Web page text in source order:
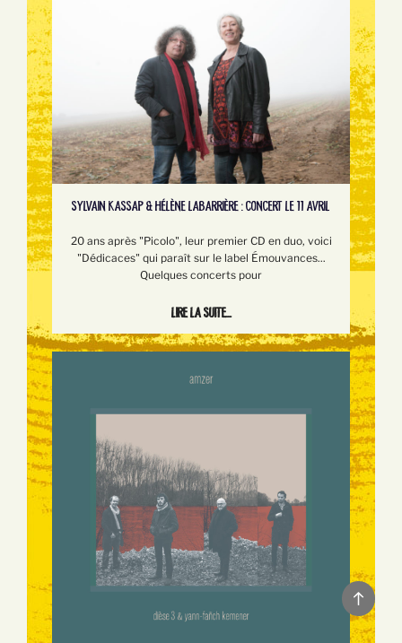
SYLVAIN KASSAP & HÉLÈNE LABARRIÈRE : CONCERT LE 11 AVRIL
20 ans après "Picolo", leur premier CD en duo, voici
"Dédicaces" qui paraît sur le label Émouvances...
Quelques concerts pour
Lire la suite...
Back
to